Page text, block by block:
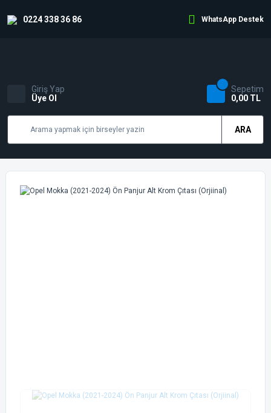
0224 338 36 86 WhatsApp Destek
ARA
Giriş Yap
Üye Ol
Sepetim
0,00 TL